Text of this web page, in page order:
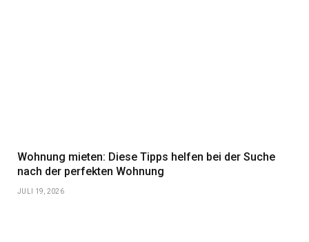
Wohnung mieten: Diese Tipps helfen bei der Suche
nach der perfekten Wohnung
JULI 19, 2026